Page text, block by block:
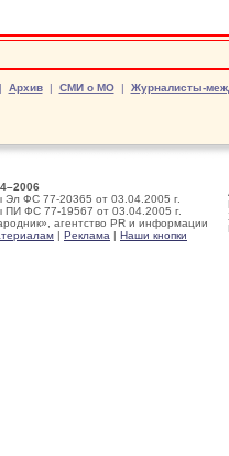
Архив| СМИ о МО| Журналисты-
Эл ФС 77-20365 от 03.04.2005 г.
ПИ ФС 77-19567 от 03.04.2005 г.
агентство PR и информации
| Реклама | Наши кнопки